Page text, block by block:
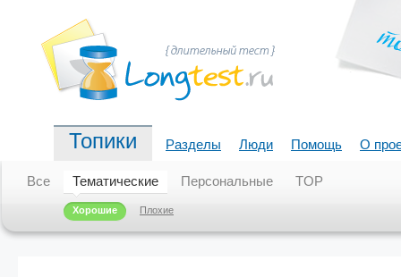
Топики Разделы Люди Помощь О
Все Тематические
Хорошие Плохие
Персональные TOP